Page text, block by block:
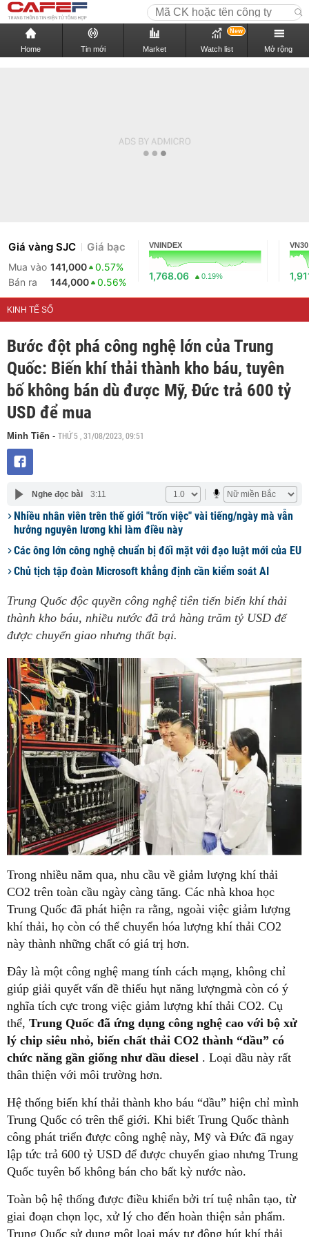
Home Tin mới Market Watch list
New
Mở rộng
Giá vàng SJC Giá bạc
Mua vào 141,000
0.57%
Bán ra
144,000 0.56%
VNINDEX
1,768.06 0.19%
VN30
KINH TẾ SỐ
Bước đột phá công nghệ lớn của Trung
Quốc: Biến khí thải thành kho báu, tuyên
bố không bán dù được Mỹ, Đức trả 600 tỷ
USD để mua
Minh Tiến - THỨ 5 , 31/08/2023, 09:51
Nghe đọc bài 3:11
Nhiều nhân viên trên thế giới "trốn việc" vài tiếng/ngày mà vẫn
hưởng nguyên lương khi làm điều này
Các ông lớn công nghệ chuẩn bị đối mặt với đạo luật mới của EU
Chủ tịch tập đoàn Microsoft khẳng định cần kiểm soát AI
Trung Quốc độc quyền công nghệ tiên tiến biến khí thải
thành kho báu, nhiều nước đã trả hàng trăm tỷ USD để
được chuyển giao nhưng thất bại.
Trong nhiều năm qua, nhu cầu về giảm lượng khí thải
CO2 trên toàn cầu ngày càng tăng. Các nhà khoa học
Trung Quốc đã phát hiện ra rằng, ngoài việc giảm lượng
khí thải, họ còn có thể chuyển hóa lượng khí thải CO2
này thành những chất có giá trị hơn.
Đây là một công nghệ mang tính cách mạng, không chỉ
giúp giải quyết vấn đề thiếu hụt năng lượngmà còn có ý
nghĩa tích cực trong việc giảm lượng khí thải CO2. Cụ
thể, Trung Quốc đã ứng dụng công nghệ cao với bộ xử
lý chip siêu nhỏ, biến chất thải CO2 thành “dầu” có
chức năng gần giống như dầu diesel . Loại dầu này rất
thân thiện với môi trường hơn.
Hệ thống biến khí thải thành kho báu “dầu” hiện chỉ mình
Trung Quốc có trên thế giới. Khi biết Trung Quốc thành
công phát triển được công nghệ này, Mỹ và Đức đã ngay
lập tức trả 600 tỷ USD để được chuyển giao nhưng Trung
Quốc tuyên bố không bán cho bất kỳ nước nào.
Toàn bộ hệ thống được điều khiển bởi trí tuệ nhân tạo, từ
giai đoạn chọn lọc, xử lý cho đến hoàn thiện sản phẩm.
Trung Quốc sử dụng một loại máy tự động hút khí thải